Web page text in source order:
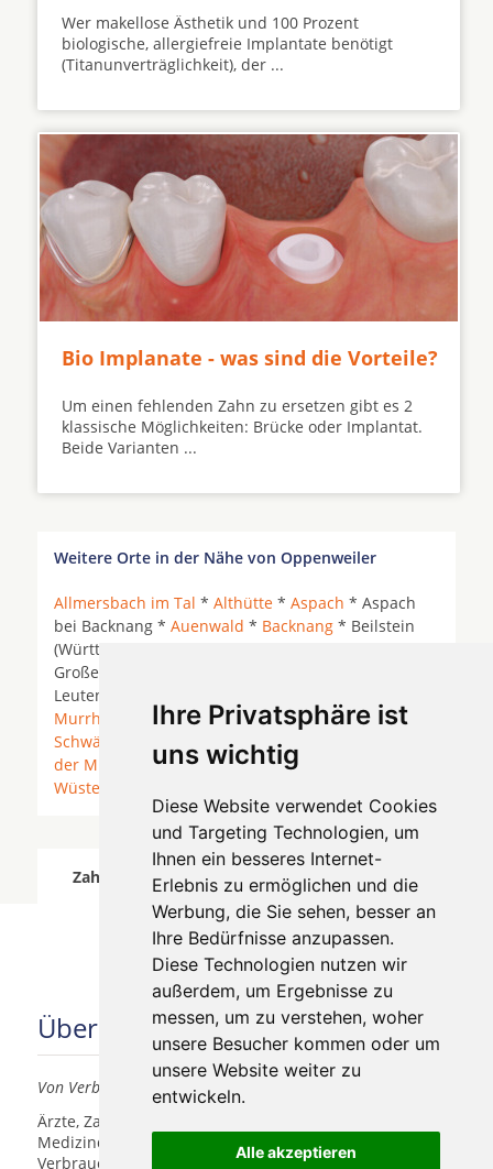
Ihre Privatsphäre ist
uns wichtig
Diese Website verwendet Cookies
und Targeting Technologien, um
Ihnen ein besseres Internet-
Erlebnis zu ermöglichen und die
Werbung, die Sie sehen, besser an
Ihre Bedürfnisse anzupassen.
Diese Technologien nutzen wir
außerdem, um Ergebnisse zu
messen, um zu verstehen, woher
unsere Besucher kommen oder um
unsere Website weiter zu
entwickeln.
Alle akzeptieren
Wer makellose Ästhetik und 100 Prozent
biologische, allergiefreie Implantate benötigt
(Titanunverträglichkeit), der ...
Bio Implanate - was sind die Vorteile?
Um einen fehlenden Zahn zu ersetzen gibt es 2
klassische Möglichkeiten: Brücke oder Implantat.
Beide Varianten ...
Weitere Orte in der Nähe von Oppenweiler
Allmersbach im Tal * Althütte * Aspach * Aspach
bei Backnang * Auenwald * Backnang * Beilstein
(Württemberg) * Berglen *
Großerlach *
Leutenbach (Württemberg) * Mainhardt *
Murrhardt
Oberstenfeld*Oppenweiler*
Schwäbisch Gmünd
* Spiegelberg *
der Murr
Weissach im Tal * Winnenden *
Wüstenrot
Zahnärzte für Zahnimplantete in Oppenweiler
wurde am 08 August 2026 aktualisiert.
Über uns
Von Verbrauchern für Verbraucher
Ärzte, Zahnärzte, Akustiker und andere
Medizindienstleister haben hier die Möglichkeit, sich
Verbrauchern vorzustellen.